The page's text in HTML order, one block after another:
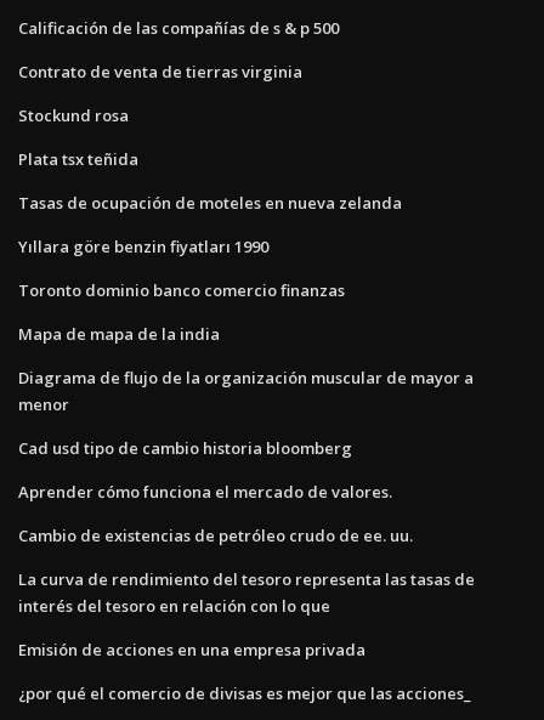
Calificación de las compañías de s & p 500
Contrato de venta de tierras virginia
Stockund rosa
Plata tsx teñida
Tasas de ocupación de moteles en nueva zelanda
Yıllara göre benzin fiyatları 1990
Toronto dominio banco comercio finanzas
Mapa de mapa de la india
Diagrama de flujo de la organización muscular de mayor a
menor
Cad usd tipo de cambio historia bloomberg
Aprender cómo funciona el mercado de valores.
Cambio de existencias de petróleo crudo de ee. uu.
La curva de rendimiento del tesoro representa las tasas de
interés del tesoro en relación con lo que
Emisión de acciones en una empresa privada
¿por qué el comercio de divisas es mejor que las acciones_